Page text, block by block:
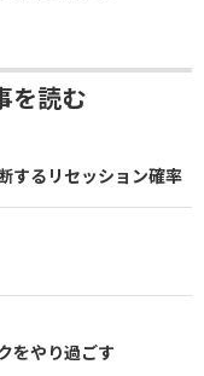
を読む
するリセッション確率
をやり過ごす